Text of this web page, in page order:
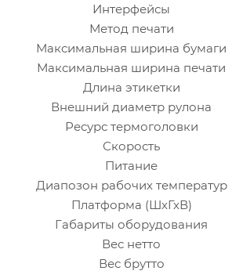
Интерфейсы
Метод печати
Максимальная ширина бумаги
Максимальная ширина печати
Длина этикетки
Внешний диаметр рулона
Ресурс термоголовки
Скорость
Питание
Диапозон рабочих температур
Платформа (ШхГхВ)
Габариты оборудования
Вес нетто
Вес брутто